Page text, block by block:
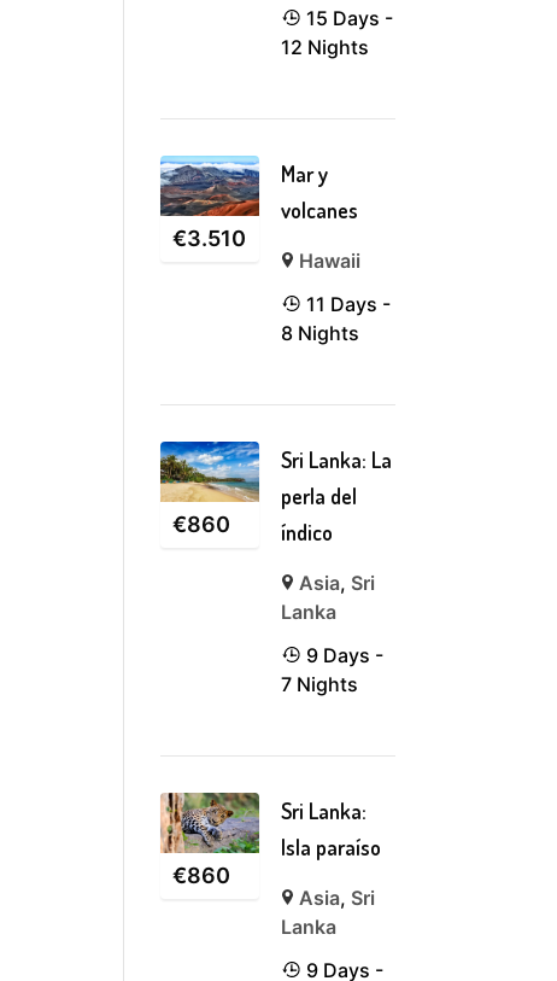
15 Days -
12 Nights
€3.510
Mar y
volcanes
Hawaii
11 Days -
8 Nights
€860
Sri Lanka: La
perla del
índico
Asia, Sri
Lanka
9 Days -
7 Nights
€860
Sri Lanka:
Isla paraíso
Asia, Sri
Lanka
9 Days -